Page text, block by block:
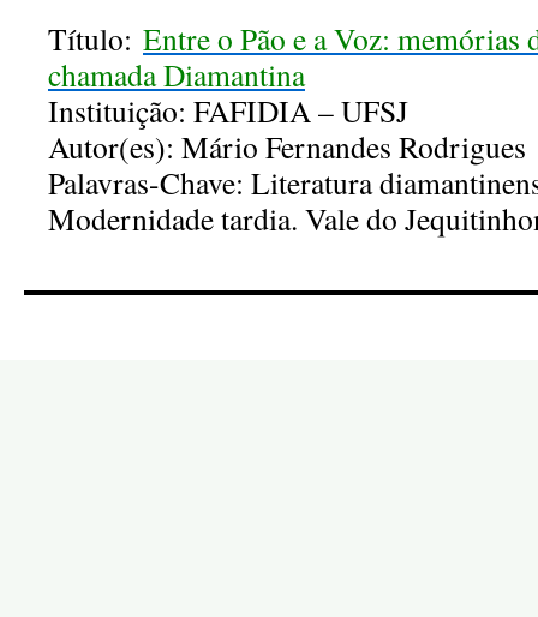
Título: Entre o Pão e a Voz: memórias
chamada Diamantina
Instituição: FAFIDIA – UFSJ
Autor(es): Mário Fernandes Rodrigues
Palavras-Chave: Literatura
Modernidade tardia. Vale do